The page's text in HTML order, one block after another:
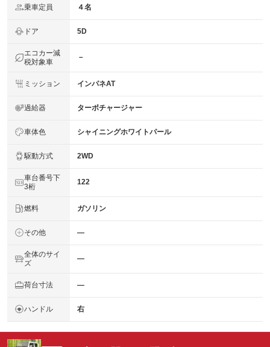
乗車定員 ４名
ドア 5D
エコカー減
税対象車
－
ミッション インパネAT
過給器 ターボチャージャー
車体色 シャイニングホワイトパール
駆動方式 2WD
車台番号下
3桁
122
燃料 ガソリン
その他 ―
全体のサイ
ズ
―
荷台寸法 ―
ハンドル 右